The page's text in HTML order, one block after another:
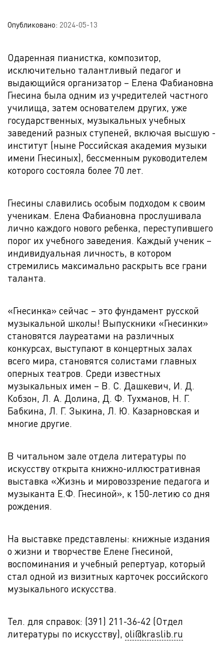
Опубликовано: 2024-05-13
Одаренная пианистка, композитор,
исключительно талантливый педагог и
выдающийся организатор – Елена Фабиановна
Гнесина была одним из учредителей частного
училища, затем основателем других, уже
государственных, музыкальных учебных
заведений разных ступеней, включая высшую -
институт (ныне Российская академия музыки
имени Гнесиных), бессменным руководителем
которого состояла более 70 лет.
Гнесины славились особым подходом к своим
ученикам. Елена Фабиановна прослушивала
лично каждого нового ребенка, переступившего
порог их учебного заведения. Каждый ученик –
индивидуальная личность, в котором
стремились максимально раскрыть все грани
таланта.
«Гнесинка» сейчас – это фундамент русской
музыкальной школы! Выпускники «Гнесинки»
становятся лауреатами на различных
конкурсах, выступают в концертных залах
всего мира, становятся солистами главных
оперных театров. Среди известных
музыкальных имен – В. С. Дашкевич, И. Д.
Кобзон, Л. А. Долина, Д. Ф. Тухманов, Н. Г.
Бабкина, Л. Г. Зыкина, Л. Ю. Казарновская и
многие другие.
В читальном зале отдела литературы по
искусству открыта книжно-иллюстративная
выставка «Жизнь и мировоззрение педагога и
музыканта Е.Ф. Гнесиной», к 150-летию со дня
рождения.
На выставке представлены: книжные издания
о жизни и творчестве Елене Гнесиной,
воспоминания и учебный репертуар, который
стал одной из визитных карточек российского
музыкального искусства.
Тел. для справок: (391) 211-36-42 (Отдел
литературы по искусству), oli@kraslib.ru